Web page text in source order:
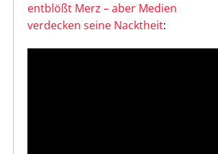
entblößt Merz – aber Medien
verdecken seine Nacktheit: